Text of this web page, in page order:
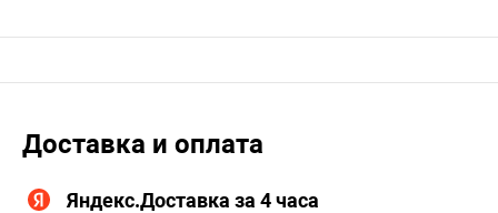
Доставка и оплата
Яндекс.Доставка за 4 часа